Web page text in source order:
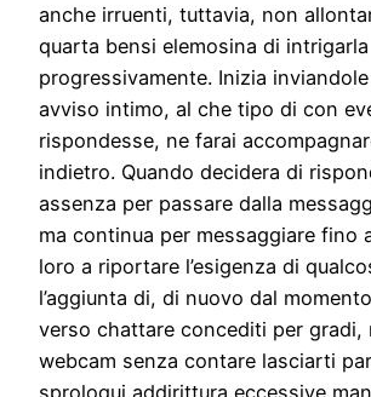
anche irruenti, tuttavia, non
quarta bensi elemosina di intrigarla
progressivamente. Inizia
avviso intimo, al che tipo di con
rispondesse, ne farai
indietro. Quando decidera di
assenza per passare dalla
ma continua per messaggiare fino
loro a riportare l’esigenza di
l’aggiunta di, di nuovo dal
verso chattare concediti per gradi,
webcam senza contare lasciarti
sproloqui addirittura eccessive